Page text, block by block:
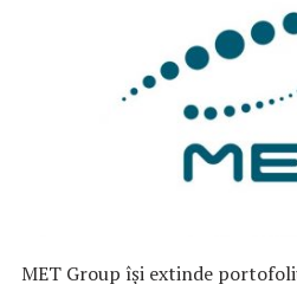
MET Group își extinde